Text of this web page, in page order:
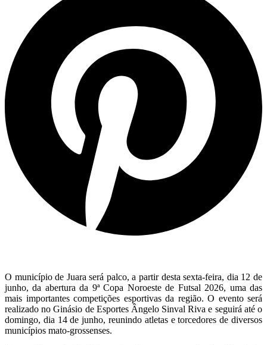
O município de Juara será palco, a partir desta sexta-feira, dia 12 de
junho, da abertura da 9ª Copa Noroeste de Futsal 2026, uma das
mais importantes competições esportivas da região. O evento será
realizado no Ginásio de Esportes Ângelo Sinval Riva e seguirá até o
domingo, dia 14 de junho, reunindo atletas e torcedores de diversos
municípios mato-grossenses.